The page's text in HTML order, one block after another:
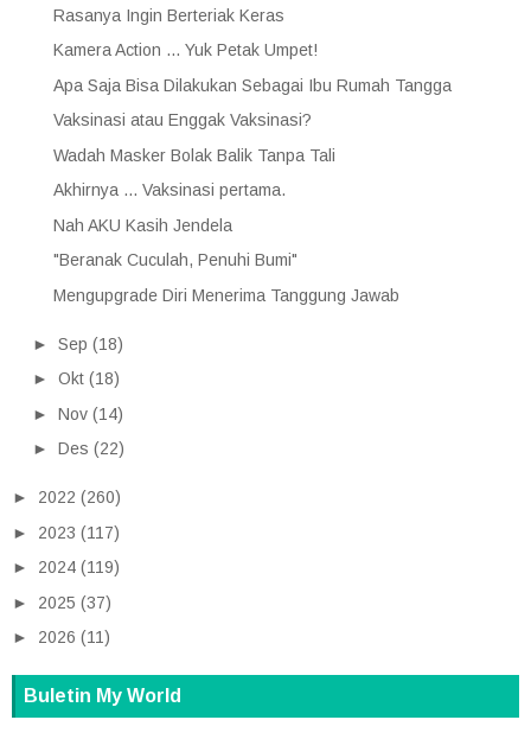
Rasanya Ingin Berteriak Keras
Kamera Action ... Yuk Petak Umpet!
Apa Saja Bisa Dilakukan Sebagai Ibu Rumah Tangga
Vaksinasi atau Enggak Vaksinasi?
Wadah Masker Bolak Balik Tanpa Tali
Akhirnya ... Vaksinasi pertama.
Nah AKU Kasih Jendela
"Beranak Cuculah, Penuhi Bumi"
Mengupgrade Diri Menerima Tanggung Jawab
► Sep (18)
► Okt (18)
► Nov (14)
► Des (22)
► 2022 (260)
► 2023 (117)
► 2024 (119)
► 2025 (37)
► 2026 (11)
Buletin My World